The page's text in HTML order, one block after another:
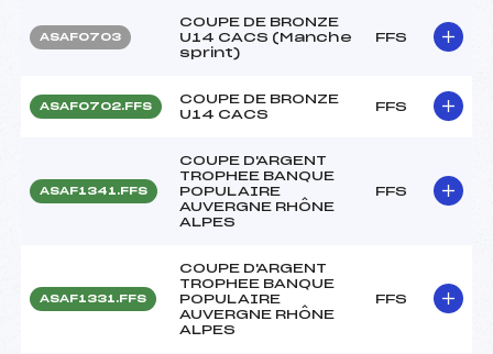
ASAF0703
COUPE DE BRONZE
U14 CACS (Manche
sprint)
FFS
ASAF0702.FFS
COUPE DE BRONZE
U14 CACS
FFS
ASAF1341.FFS
COUPE D'ARGENT
TROPHEE BANQUE
POPULAIRE
AUVERGNE RHÔNE
ALPES
FFS
ASAF1331.FFS
COUPE D'ARGENT
TROPHEE BANQUE
POPULAIRE
AUVERGNE RHÔNE
ALPES
FFS